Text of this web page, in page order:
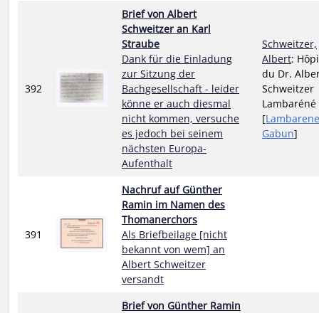
392
Brief von Albert
Schweitzer an Karl
Straube
Dank für die Einladung
zur Sitzung der
Bachgesellschaft - leider
könne er auch diesmal
nicht kommen, versuche
es jedoch bei seinem
nächsten Europa-
Aufenthalt
Schweitzer,
Albert:
du Dr.
Schweitzer
Lambaréné
[Lambarene
Gabun]
391
Nachruf auf Günther
Ramin im Namen des
Thomanerchors
Als Briefbeilage [nicht
bekannt von wem] an
Albert Schweitzer
versandt
Brief von Günther Ramin